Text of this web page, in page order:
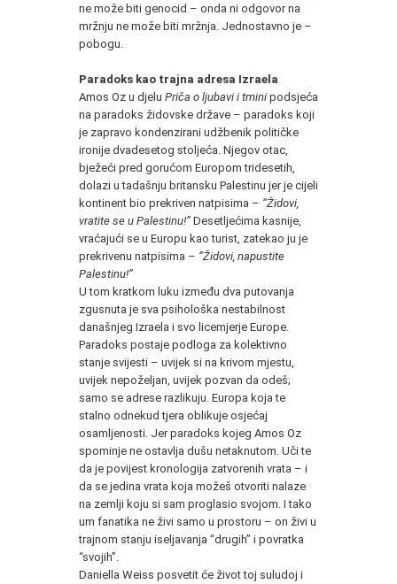
ne može biti genocid – onda ni odgovor na
mržnju ne može biti mržnja. Jednostavno je –
pobogu.
Paradoks kao trajna adresa Izraela
Amos Oz u djelu Priča o ljubavi i tmini podsjeća
na paradoks židovske države – paradoks koji
je zapravo kondenzirani udžbenik političke
ironije dvadesetog stoljeća. Njegov otac,
bježeći pred gorućom Europom tridesetih,
dolazi u tadašnju britansku Palestinu jer je cijeli
kontinent bio prekriven natpisima – “Židovi,
vratite se u Palestinu!” Desetljećima kasnije,
vraćajući se u Europu kao turist, zatekao ju je
prekrivenu natpisima – “Židovi, napustite
Palestinu!”
U tom kratkom luku između dva putovanja
zgusnuta je sva psihološka nestabilnost
današnjeg Izraela i svo licemjerje Europe.
Paradoks postaje podloga za kolektivno
stanje svijesti – uvijek si na krivom mjestu,
uvijek nepoželjan, uvijek pozvan da odeš;
samo se adrese razlikuju. Europa koja te
stalno odnekud tjera oblikuje osjećaj
osamljenosti. Jer paradoks kojeg Amos Oz
spominje ne ostavlja dušu netaknutom. Uči te
da je povijest kronologija zatvorenih vrata – i
da se jedina vrata koja možeš otvoriti nalaze
na zemlji koju si sam proglasio svojom. I tako
um fanatika ne živi samo u prostoru – on živi u
trajnom stanju iseljavanja “drugih” i povratka
“svojih”.
Daniella Weiss posvetit će život toj suludoj i